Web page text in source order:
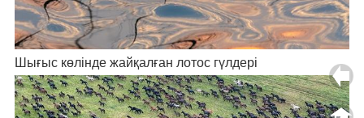
Шығыс көлінде жайқалған лотос гүлдері